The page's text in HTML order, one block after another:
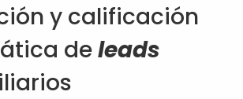
y calificación
deleads